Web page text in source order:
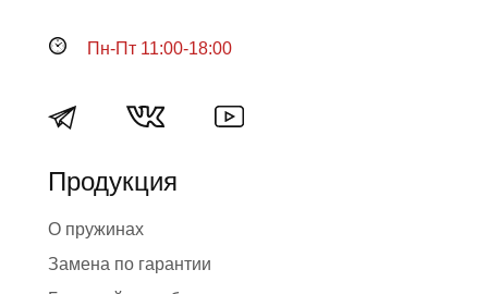
Пн-Пт 11:00-18:00
Продукция
О пружинах
Замена по гарантии